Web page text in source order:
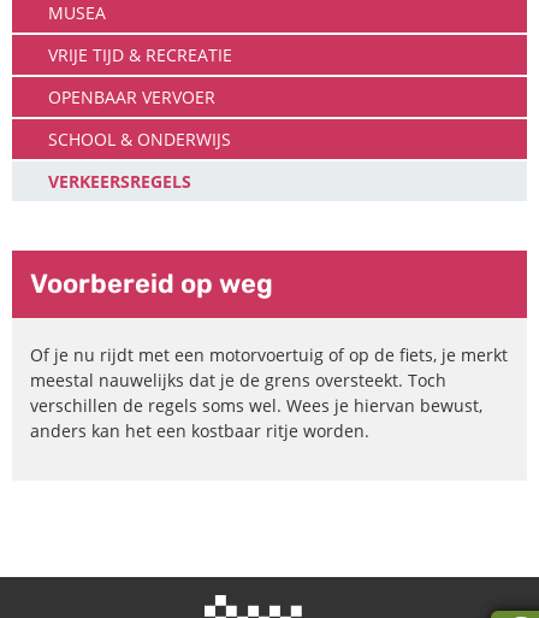
MUSEA
VRIJE TIJD & RECREATIE
OPENBAAR VERVOER
SCHOOL & ONDERWIJS
VERKEERSREGELS
Voorbereid op weg
Of je nu rijdt met een motorvoertuig of op de fiets, je merkt
meestal nauwelijks dat je de grens oversteekt. Toch
verschillen de regels soms wel. Wees je hiervan bewust,
anders kan het een kostbaar ritje worden.